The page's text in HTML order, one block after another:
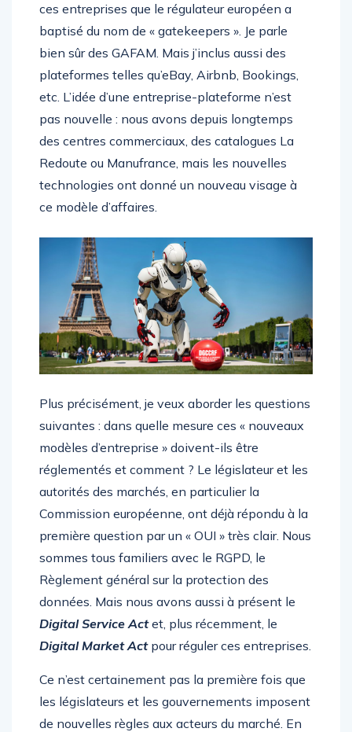
ces entreprises que le régulateur européen a
baptisé du nom de « gatekeepers ». Je parle
bien sûr des GAFAM. Mais j’inclus aussi des
plateformes telles qu’eBay, Airbnb, Bookings,
etc. L’idée d’une entreprise-plateforme n’est
pas nouvelle : nous avons depuis longtemps
des centres commerciaux, des catalogues La
Redoute ou Manufrance, mais les nouvelles
technologies ont donné un nouveau visage à
ce modèle d’affaires.
Plus précisément, je veux aborder les questions
suivantes : dans quelle mesure ces « nouveaux
modèles d’entreprise » doivent-ils être
réglementés et comment ? Le législateur et les
autorités des marchés, en particulier la
Commission européenne, ont déjà répondu à la
première question par un « OUI » très clair. Nous
sommes tous familiers avec le RGPD, le
Règlement général sur la protection des
données. Mais nous avons aussi à présent le
Digital Service Actet, plus récemment, le
Digital Market Actpour réguler ces entreprises.
Ce n’est certainement pas la première fois que
les législateurs et les gouvernements imposent
de nouvelles règles aux acteurs du marché. En